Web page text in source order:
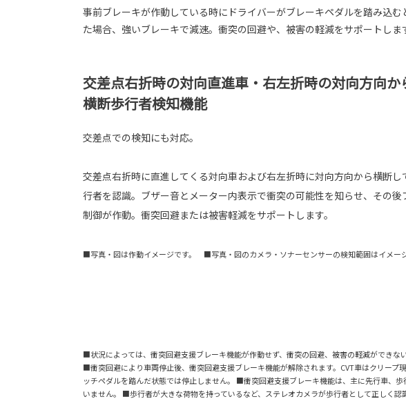
事前ブレーキが作動している時にドライバーがブレーキペダルを踏み込
た場合、強いブレーキで減速。衝突の回避や、被害の軽減をサポートしま
交差点右折時の対向直進車・右左折時の対向方向か
横断歩行者検知機能
交差点での検知にも対応。
交差点右折時に直進してくる対向車および右左折時に対向方向から横断し
行者を認識。ブザー音とメーター内表示で衝突の可能性を知らせ、その後
制御が作動。衝突回避または被害軽減をサポートします。
■写真・図は作動イメージです。 ■写真・図のカメラ・ソナーセンサーの検知範囲はイメージ
■状況によっては、衝突回避支援ブレーキ機能が作動せず、衝突の回避、被害の軽減ができ
■衝突回避により車両停止後、衝突回避支援ブレーキ機能が解除されます。CVT車はクリー
ッチペダルを踏んだ状態では停止しません。 ■衝突回避支援ブレーキ機能は、主に先行車、
いません。 ■歩行者が大きな荷物を持っているなど、ステレオカメラが歩行者として正しく